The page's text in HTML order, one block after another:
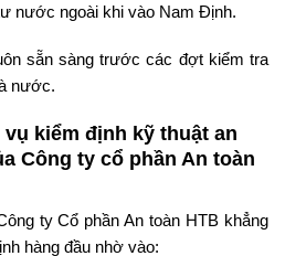
nước ngoài khi vào Nam Định.
sẵn sàng trước các đợt kiểm tra
nước.
kiểm định kỹ thuật an
Công ty cổ phần An toàn
ty Cổ phần An toàn HTB khẳng
hàng đầu nhờ vào: